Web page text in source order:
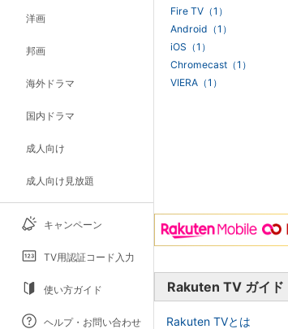
洋画
邦画
海外ドラマ
国内ドラマ
成人向け
成人向け見放題
キャンペーン
TV用認証コード入力
使い方ガイド
ヘルプ・お問い合わせ
Fire TV（1）
Android（1）
iOS（1）
Chromecast（1）
VIERA（1）
Rakuten TV ガイド
Rakuten TVとは